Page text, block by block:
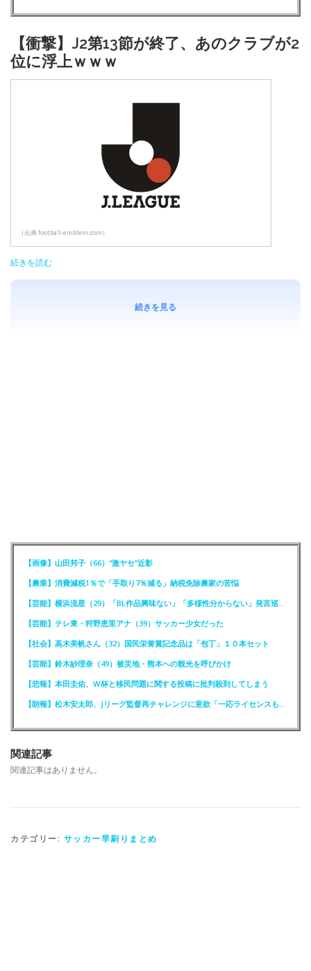
【衝撃】J2第13節が終了、あのクラブが2
位に浮上ｗｗｗ
（出典 football-emblem.com）
続きを読む
続きを見る
【画像】山田邦子（66）“激ヤセ”近影
【農業】消費減税1％で「手取り7％減る」納税免除農家の苦悩
【芸能】テレ東・狩野恵里アナ（39）サッカー少女だった
【社会】高木美帆さん（32）国民栄誉賞記念品は「包丁」１０本セット
【芸能】鈴木紗理奈（49）被災地・熊本への観光を呼びかけ
【悲報】本田圭佑、W杯と移民問題に関する投稿に批判殺到してしまう
関連記事
関連記事はありません。
カテゴリー: サッカー早刷りまとめ